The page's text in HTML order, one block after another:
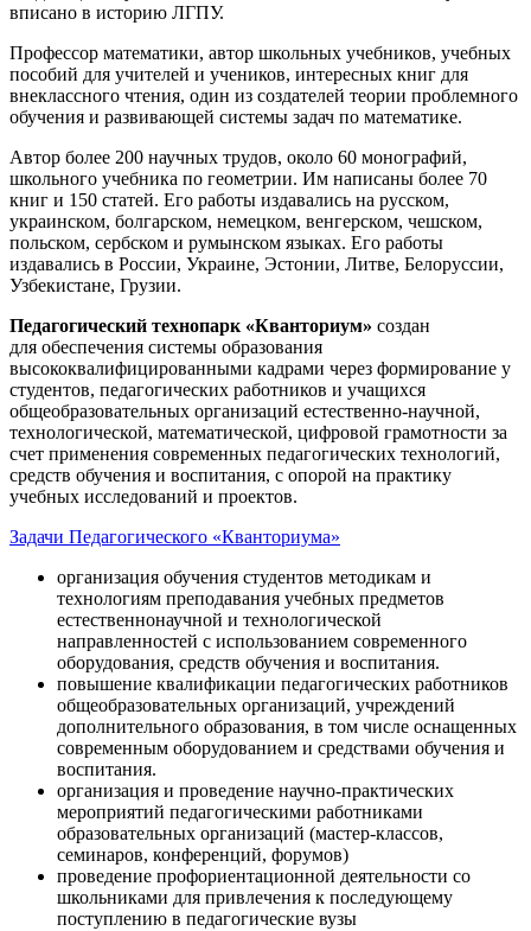
вписано в историю ЛГПУ.
Профессор математики, автор школьных учебников, учебных
пособий для учителей и учеников, интересных книг для
внеклассного чтения, один из создателей теории проблемного
обучения и развивающей системы задач по математике.
Автор более 200 научных трудов, около 60 монографий,
школьного учебника по геометрии. Им написаны более 70
книг и 150 статей. Его работы издавались на русском,
украинском, болгарском, немецком, венгерском, чешском,
польском, сербском и румынском языках. Его работы
издавались в России, Украине, Эстонии, Литве, Белоруссии,
Узбекистане, Грузии.
Педагогический технопарк «Кванториум» создан
для обеспечения системы образования
высококвалифицированными кадрами через формирование у
студентов, педагогических работников и учащихся
общеобразовательных организаций естественно-научной,
технологической, математической, цифровой грамотности за
счет применения современных педагогических технологий,
средств обучения и воспитания, с опорой на практику
учебных исследований и проектов.
Задачи Педагогического «Кванториума»
организация обучения студентов методикам и
технологиям преподавания учебных предметов
естественнонаучной и технологической
направленностей с использованием современного
оборудования, средств обучения и воспитания.
повышение квалификации педагогических работников
общеобразовательных организаций, учреждений
дополнительного образования, в том числе оснащенных
современным оборудованием и средствами обучения и
воспитания.
организация и проведение научно-практических
мероприятий педагогическими работниками
образовательных организаций (мастер-классов,
семинаров, конференций, форумов)
проведение профориентационной деятельности со
школьниками для привлечения к последующему
поступлению в педагогические вузы